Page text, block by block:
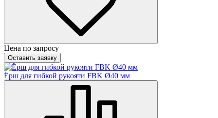
Цена по запросу
Оставить заявку
Ёрш для гибкой рукояти FBK Ø40 мм